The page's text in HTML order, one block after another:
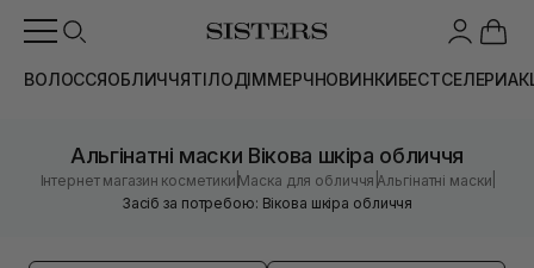
ВОЛОССЯОБЛИЧЧЯТІЛОДІММЕРЧНОВИНКИБЕСТСЕЛЕРИ
Альгінатні маски Вікова шкіра обличчя
Інтернет магазин косметики |Маска для обличчя |Альгінатні маски
Засіб за потребою: Вікова шкіра обличчя